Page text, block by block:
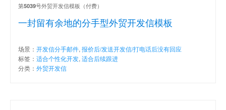
一封留有余地的分手型外贸开发信模板
第5039号外贸开发信模板（付费）
场景： 开发信分手邮件, 报价后/发送开发信/打电话后没有回应
标签： 适合个性化开发, 适合后续跟进
分类： 外贸开发信